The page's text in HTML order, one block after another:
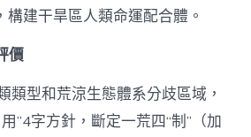
構建干旱區人類命運配合體。
價
類型和荒涼生態體系分歧區域，
”4字方針，斷定一荒四“制”（加